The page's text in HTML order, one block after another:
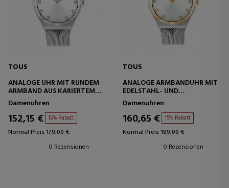
TOUS
ANALOGE UHR MIT RUNDEM
ARMBAND AUS KARIERTEM
EDELSTAHL
Damenuhren
152,15 € 15% Rabatt
Normal Preis 179,00 €
0 Rezensionen
TOUS
ANALOGE ARMBANDUHR MIT
EDELSTAHL- UND
VERGOLDETEM
EDELSTAHLARMBAND (KARAT
ROUND MESH)
Damenuhren
160,65 € 15% Rabatt
Normal Preis 189,00 €
0 Rezensionen